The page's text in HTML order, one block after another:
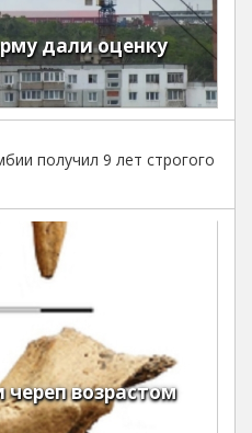
дали оценку
получил 9 лет строгого
возрастом